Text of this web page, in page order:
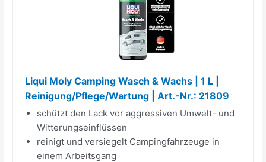
Liqui Moly Camping Wasch & Wachs | 1 L |
Reinigung/Pflege/Wartung | Art.-Nr.: 21809
schützt den Lack vor aggressiven Umwelt- und
Witterungseinflüssen
reinigt und versiegelt Campingfahrzeuge in
einem Arbeitsgang